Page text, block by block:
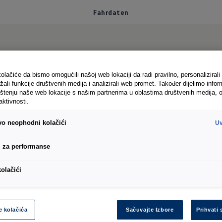
Fahrdaten
runter1
im Blick - und die Ausgaben im Griff: Die
durchschnittlichen Verbrauch. Oder wie viele
Kosten noch besser einsehen, vergleichen und
da bismo omogućili našoj web lokaciji da radi pravilno, personalizirali
funkcije društvenih medija i analizirali web promet. Također dijelimo
naše web lokacije s našim partnerima u oblastima društvenih medija,
neophodni kolačići
za performanse
kolačića Sačuvajte Izbore Prihvati